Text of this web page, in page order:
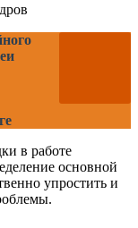
в работе
основной
упростить и